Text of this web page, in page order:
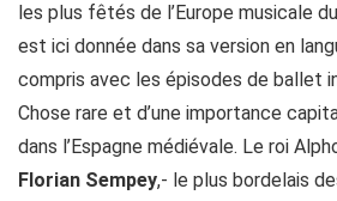
les plus fêtés de l’Europe musicale
est ici donnée dans sa version en
compris avec les épisodes de ballet
Chose rare et d’une importance
dans l’Espagne médiévale. Le roi
Florian Sempey,- le plus bordelais